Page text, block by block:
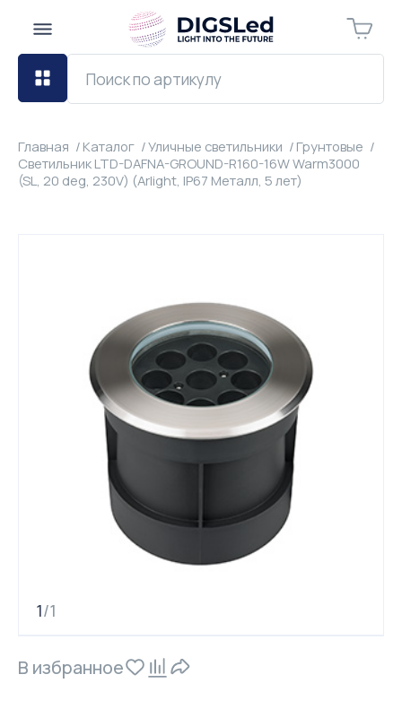
Главная Каталог Уличные светильники
Грунтовые
Светильник LTD-DAFNA-GROUND-R160-16W Warm3000
(SL, 20 deg, 230V) (Arlight, IP67 Металл, 5 лет)
1/1
В избранное